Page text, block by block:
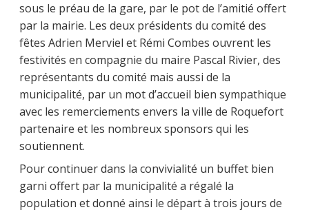
sous le préau de la gare, par le pot de l’amitié offert
par la mairie. Les deux présidents du comité des
fêtes Adrien Merviel et Rémi Combes ouvrent les
festivités en compagnie du maire Pascal Rivier, des
représentants du comité mais aussi de la
municipalité, par un mot d’accueil bien sympathique
avec les remerciements envers la ville de Roquefort
partenaire et les nombreux sponsors qui les
soutiennent.
Pour continuer dans la convivialité un buffet bien
garni offert par la municipalité a régalé la
population et donné ainsi le départ à trois jours de